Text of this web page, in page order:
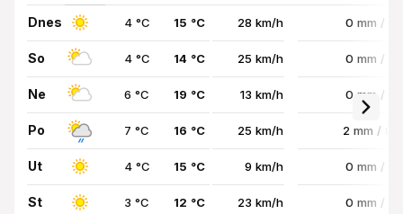
Dnes 4 °C 15 °C 28 km/h 0 mm /
So 4 °C 14 °C 25 km/h 0 mm /
Ne 6 °C 19 °C 13 km/h 0 mm /
Po 7 °C 16 °C 25 km/h 2 mm /
Ut 4 °C 15 °C 9 km/h 0 mm /
St 3 °C 12 °C 23 km/h 0 mm /